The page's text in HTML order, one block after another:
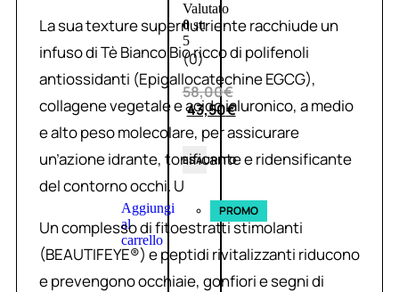
Valutato
0su
5
(0)
58,00€
43,50€
ESAURITO
Aggiungi
al
carrello
PROMO
La sua texture supernutriente racchiude un
infuso di Tè Bianco Bio ricco di polifenoli
antiossidanti (Epigallocatechine EGCG),
collagene vegetale e acido ialuronico, a medio
e alto peso molecolare, per assicurare
un’azione idrante, tonificante e ridensificante
del contorno occhi. U
Un complesso di fitoestratti stimolanti
(BEAUTIFEYE®) e peptidi rivitalizzanti riducono
e prevengono occhiaie, gonfiori e segni di